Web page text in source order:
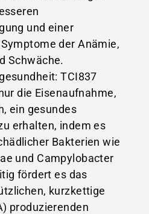
und einer
der Anämie,
Schwäche.
TCI837
die Eisenaufnahme,
ein gesundes
erhalten, indem es
Bakterien wie
und Campylobacter
fördert es das
kurzkettige
produzierenden